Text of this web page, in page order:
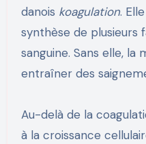
danois koagulation.
synthèse de plusieurs
sanguine. Sans elle,
entraîner des
Au-delà de la
à la croissance